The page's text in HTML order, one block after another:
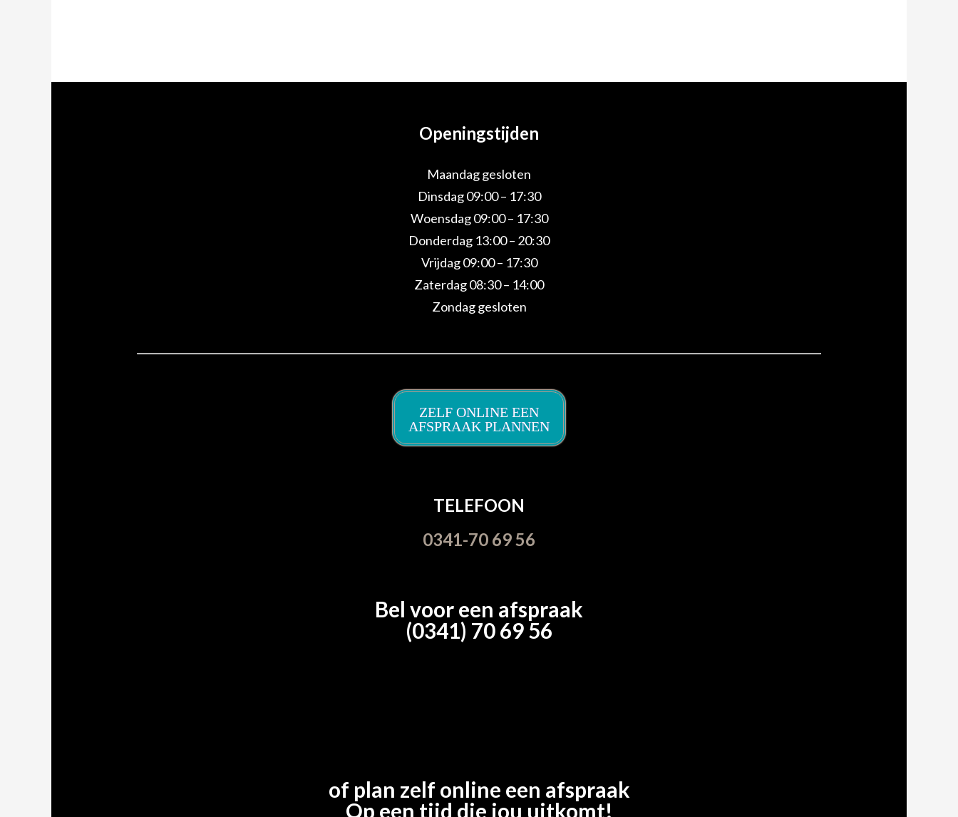
Openingstijden
Maandag gesloten
Dinsdag 09:00 – 17:30
Woensdag 09:00 – 17:30
Donderdag 13:00 – 20:30
Vrijdag 09:00 – 17:30
Zaterdag 08:30 – 14:00
Zondag gesloten
ZELF ONLINE EEN
AFSPRAAK PLANNEN
TELEFOON
0341-70 69 56
Bel voor een afspraak
(0341) 70 69 56
of plan zelf online een afspraak
Op een tijd die jou uitkomt!